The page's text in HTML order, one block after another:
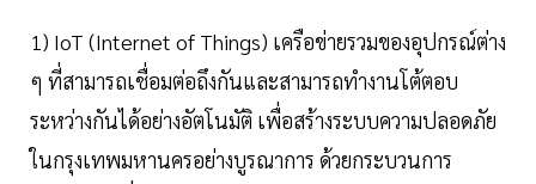
1) IoT (Internet of Things) เครือข่ายรวมของอุปกรณ์ต่าง
ๆ ที่สามารถเชื่อมต่อถึงกันและสามารถทำงานโต้ตอบ
ระหว่างกันได้อย่างอัตโนมัติ เพื่อสร้างระบบความปลอดภัย
ในกรุงเทพมหานครอย่างบูรณาการ ด้วยกระบวนการ